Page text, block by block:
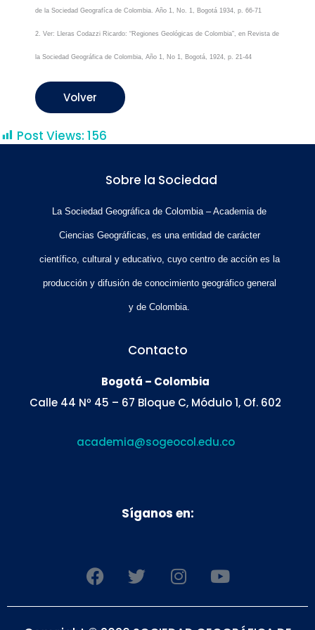
de la Sociedad Geografíca de Colombia. Año 1, No. 1, Bogotá 1934, p. 66-71
2. Ver: Lleras Codazzi Ricardo: “Regiones Geológicas de Colombia”, en Revista de
la Sociedad Geográfica de Colombia, Año 1, No 1, Bogotá, 1924, p. 21-44
Volver
Post Views: 156
Sobre la Sociedad
La Sociedad Geográfica de Colombia – Academia de
Ciencias Geográficas, es una entidad de carácter
científico, cultural y educativo, cuyo centro de acción es la
producción y difusión de conocimiento geográfico general
y de Colombia.
Contacto
Bogotá – Colombia
Calle 44 Nº 45 – 67 Bloque C, Módulo 1, Of. 602
academia@sogeocol.edu.co
Síganos en:
F
a
c
T
w
i
I
n
s
Y
o
u